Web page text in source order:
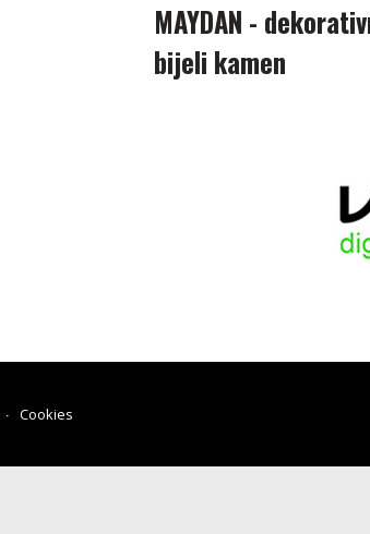
MAYDAN -
bijeli kamen
Cookies